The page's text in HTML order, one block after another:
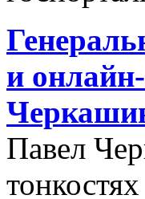
и
Павел